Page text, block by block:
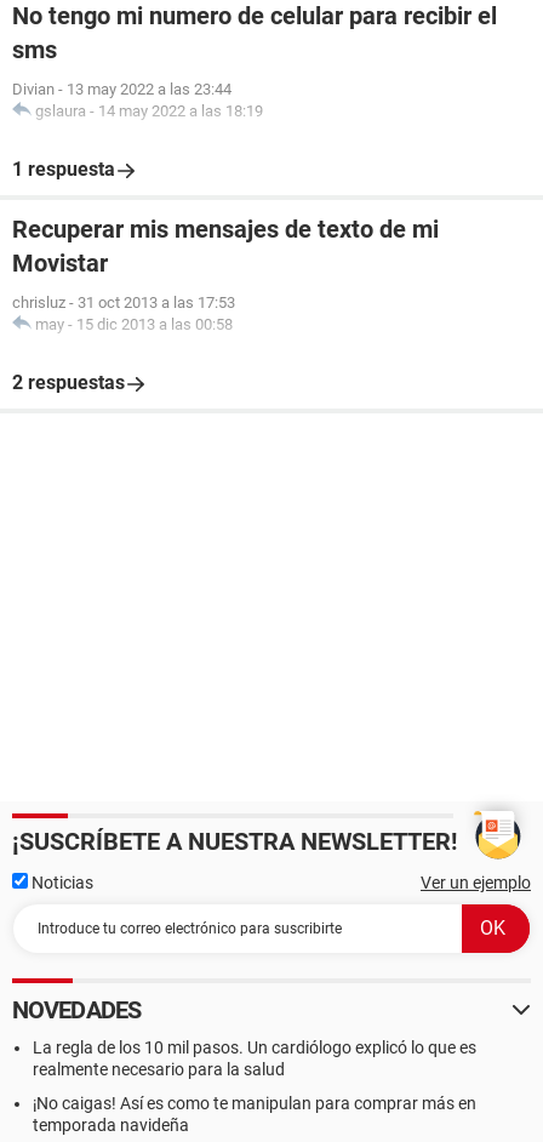
No tengo mi numero de celular para recibir el
sms
Divian - 13 may 2022 a las 23:44
gslaura - 14 may 2022 a las 18:19
1 respuesta
Recuperar mis mensajes de texto de mi
Movistar
chrisluz - 31 oct 2013 a las 17:53
may - 15 dic 2013 a las 00:58
2 respuestas
¡SUSCRÍBETE A NUESTRA NEWSLETTER!
Noticias Ver un ejemplo
NOVEDADES
La regla de los 10 mil pasos. Un cardiólogo explicó lo que es
realmente necesario para la salud
¡No caigas! Así es como te manipulan para comprar más en
temporada navideña